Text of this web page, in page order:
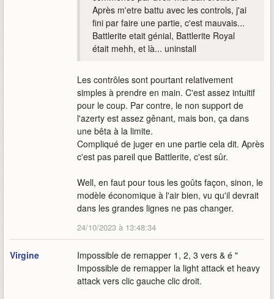
Après m'etre battu avec les controls, j'ai
fini par faire une partie, c'est mauvais...
Battlerite etait génial, Battlerite Royal
était mehh, et là... uninstall
Les contrôles sont pourtant relativement
simples à prendre en main. C'est assez intuitif
pour le coup. Par contre, le non support de
l'azerty est assez gênant, mais bon, ça dans
une bêta à la limite.
Compliqué de juger en une partie cela dit. Après
c'est pas pareil que Battlerite, c'est sûr.
Well, en faut pour tous les goûts façon, sinon, le
modèle économique à l'air bien, vu qu'il devrait
dans les grandes lignes ne pas changer.
24/10/2023 à 13:48:34
Virgine
Impossible de remapper 1, 2, 3 vers & é "
Impossible de remapper la light attack et heavy
attack vers clic gauche clic droit.